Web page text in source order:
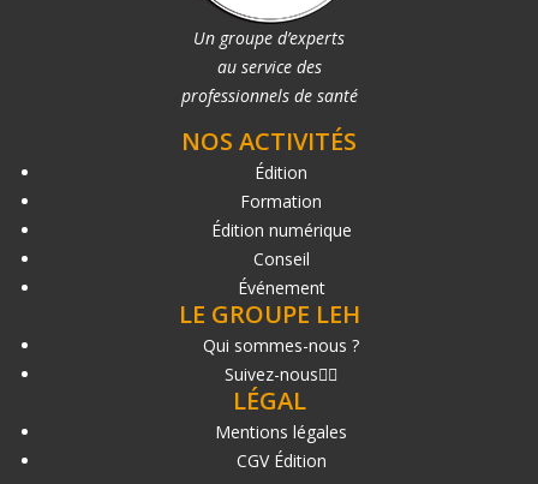
Un groupe d’experts
au service des
professionnels de santé
NOS ACTIVITÉS
Édition
Formation
Édition numérique
Conseil
Événement
LE GROUPE LEH
Qui sommes-nous ?
Suivez-nous
LÉGAL
Mentions légales
CGV Édition